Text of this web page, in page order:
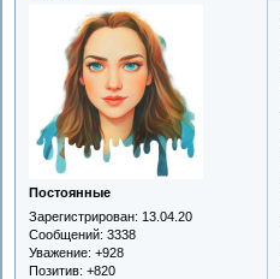
Постоянные
Зарегистрирован: 13.04.20
Сообщений: 3338
Уважение: +928
Позитив: +820